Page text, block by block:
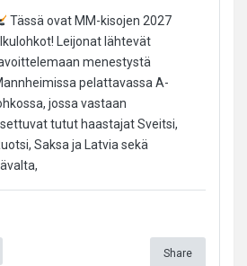
Tässä ovat MM-kisojen 2027
Leijonat lähtevät
menestystä
pelattavassa A-
jossa vastaan
tutut haastajat Sveitsi,
Saksa ja Latvia sekä
Share